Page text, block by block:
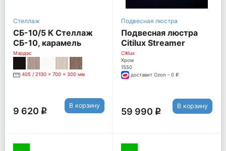
Стеллаж
СБ-10/5 К Стеллаж
СБ-10, карамель
Мэрдэс
405 / 2130 x 700 x 300 мм
9 620 q
В корзину
Подвесная люстра
Подвесная люстра
Citilux Streamer
EL327P15.0
Citilux
Хром
1550
доставит Ozon - 0 q
59 990 q
В корзину